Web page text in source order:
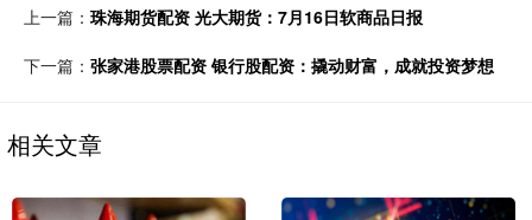
上一篇： 珠海期货配资 光大期货：7月16日软商品日报
下一篇： 张家港股票配资 银行股配资：撬动财富，成就投资梦想
相关文章